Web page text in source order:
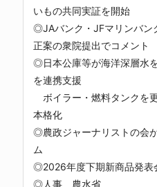
いもの共同実証を開始
◎JAバンク・JFマリンバン
正案の衆院提出でコメント
◎日本公庫等が海洋深層水
を連携支援
ボイラー・燃料タンクを
本格化
◎農政ジャーナリストの会
ム
◎2026年度下期新商品発表
◎人事 農水省